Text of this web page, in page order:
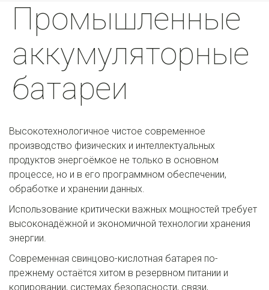
Промышленные
аккумуляторные
батареи
Высокотехнологичное чистое современное
производство физических и интеллектуальных
продуктов энергоёмкое не только в основном
процессе, но и в его программном обеспечении,
обработке и хранении данных.
Использование критически важных мощностей требует
высоконадёжной и экономичной технологии хранения
энергии.
Современная свинцово-кислотная батарея по-
прежнему остаётся хитом в резервном питании и
копировании, системах безопасности, связи,